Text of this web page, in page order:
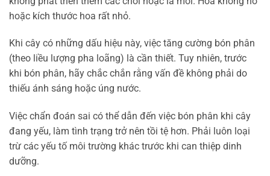
hoặc kích thước hoa rất nhỏ.
Khi cây có những dấu hiệu này, việc tăng cường bón phân
(theo liều lượng pha loãng) là cần thiết. Tuy nhiên, trước
khi bón phân, hãy chắc chắn rằng vấn đề không phải do
thiếu ánh sáng hoặc úng nước.
Việc chẩn đoán sai có thể dẫn đến việc bón phân khi cây
đang yếu, làm tình trạng trở nên tồi tệ hơn. Phải luôn loại
trừ các yếu tố môi trường khác trước khi can thiệp dinh
dưỡng.